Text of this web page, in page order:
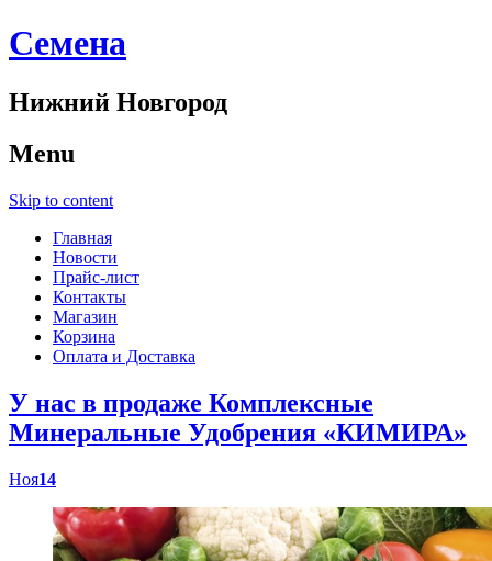
Cемена
Нижний Новгород
Menu
Skip to content
Главная
Новости
Прайс-лист
Контакты
Магазин
Корзина
Оплата и Доставка
У нас в продаже Комплексные
Минеральные Удобрения «КИМИРА»
Ноя14